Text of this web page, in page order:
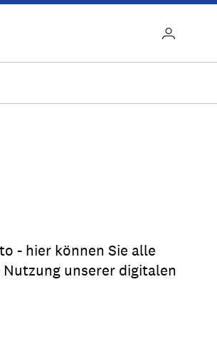
- hier können Sie alle
unserer digitalen